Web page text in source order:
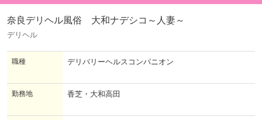
奈良デリヘル風俗 大和ナデシコ～人妻～
デリヘル
職種 デリバリーヘルスコンパニオン
勤務地 香芝・大和高田